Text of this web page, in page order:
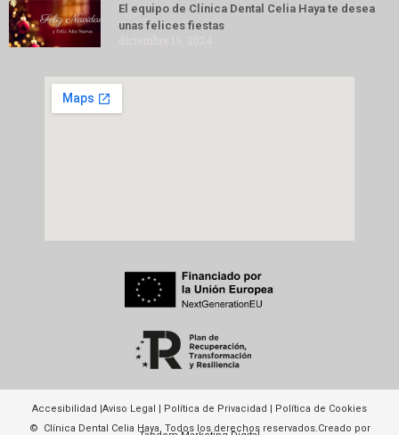
El equipo de Clínica Dental Celia Haya te desea
unas felices fiestas
Accesibilidad |Aviso Legal | Política de Privacidad | Política de Cookies
© Clínica Dental Celia Haya. Todos los derechos reservados.Creado por